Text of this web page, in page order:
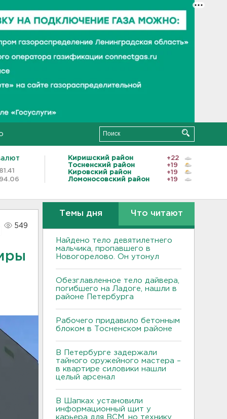
81.41
94.06
Киришский район
+22
Тосненский район
+19
Кировский район
+19
Ломоносовский район
+19
549
Темы дня Что читают
Найдено тело девятилетнего
мальчика, пропавшего в
Новогорелово. Он утонул
Обезглавленное тело дайвера,
погибшего на Ладоге, нашли в
районе Петербурга
Рабочего придавило бетонным
блоком в Тосненском районе
В Петербурге задержали
тайного оружейного мастера –
в квартире силовики нашли
целый арсенал
В Шапках установили
информационный щит у
карьера для ВСМ, но технику